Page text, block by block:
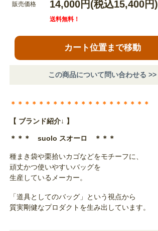
販売価格 14,000円(税込15,400円)
送料無料！
カート位置まで移動
この商品について問い合わせる >>
＊＊＊＊＊＊＊＊＊＊＊＊＊＊＊＊＊＊＊＊
【 ブランド紹介↓ 】
＊＊＊ suolo スオーロ ＊＊＊
種まき袋や栗拾いカゴなどをモチーフに、
頑丈かつ使いやすいバッグを
生産しているメーカー。
「道具としてのバッグ」という視点から
質実剛健なプロダクトを生み出しています。